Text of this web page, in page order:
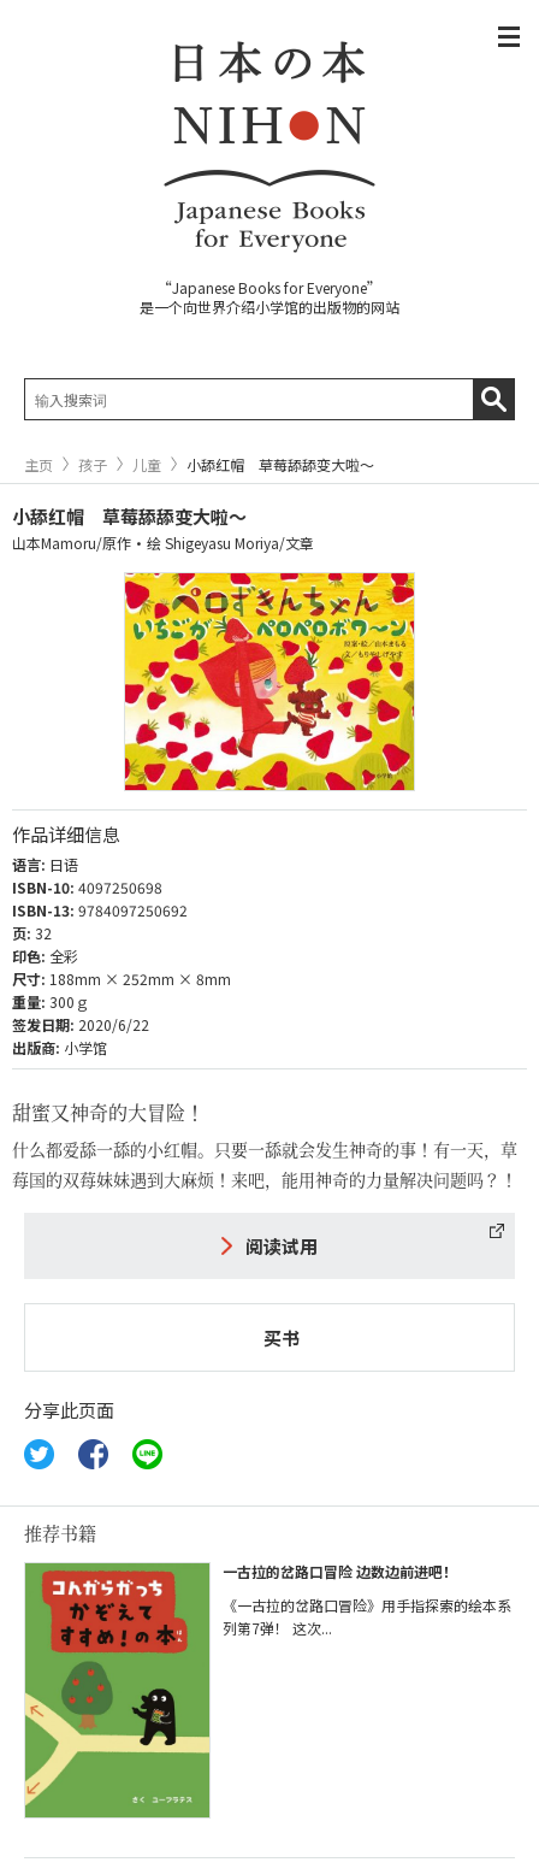
“Japanese Books for Everyone”
是一个向世界介绍小学馆的出版物的网站
主页 孩子 儿童 小舔红帽 草莓舔舔变大啦～
小舔红帽 草莓舔舔变大啦～
山本Mamoru/原作・绘 Shigeyasu Moriya/文章
作品详细信息
语言: 日语
ISBN-10: 4097250698
ISBN-13: 9784097250692
页: 32
印色: 全彩
尺寸: 188mm × 252mm × 8mm
重量: 300ｇ
签发日期: 2020/6/22
出版商: 小学馆
甜蜜又神奇的大冒险！
什么都爱舔一舔的小红帽。只要一舔就会发生神奇的事！有一天，草
莓国的双莓妹妹遇到大麻烦！来吧，能用神奇的力量解决问题吗？！
阅读试用
买书
分享此页面
推荐书籍
一古拉的岔路口冒险 边数边前进吧！
《一古拉的岔路口冒险》用手指探索的绘本系
列第7弹！ 这次...